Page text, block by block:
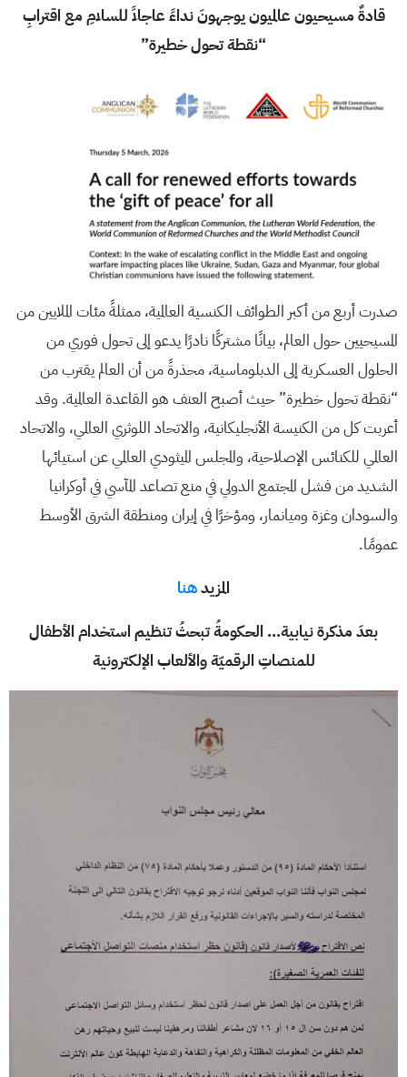
قادةٌ مسيحيون عالميون يوجهونَ نداءً عاجلاً للسلامِ مع اقترابِ
“نقطة تحول خطيرة”
صدرت أربع من أكبر الطوائف الكنسية العالمية، ممثلةً مئات الملايين من
المسيحيين حول العالم، بيانًا مشتركًا نادرًا يدعو إلى تحول فوري من
الحلول العسكرية إلى الدبلوماسية، محذرةً من أن العالم يقترب من
“نقطة تحول خطيرة” حيث أصبح العنف هو القاعدة العالمية. وقد
أعربت كل من الكنيسة الأنجليكانية، والاتحاد اللوثري العالمي، والاتحاد
العالمي للكنائس الإصلاحية، والمجلس الميثودي العالمي عن استيائها
الشديد من فشل المجتمع الدولي في منع تصاعد المآسي في أوكرانيا
والسودان وغزة وميانمار، ومؤخرًا في إيران ومنطقة الشرق الأوسط
عمومًا.
المزيدهنا
بعدَ مذكرة نيابية… الحكومةُ تبحثُ تنظيم استخدام الأطفال
للمنصاتِ الرقميّة والألعاب الإلكترونية